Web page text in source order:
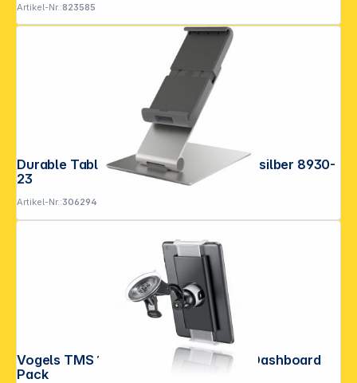
Artikel-Nr.:823585
Durable Tablet Holder TABLE metallic silber 8930-
23
Artikel-Nr.:306294
Vogels TMS 1050 RingO Universeller Dashboard
Pack
Copyright © 2001 - 2026 DGH - Alle Rechte vorbehalten.